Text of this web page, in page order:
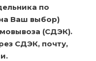
по
Ваш выбор)
(СДЭК).
СДЭК, почту,